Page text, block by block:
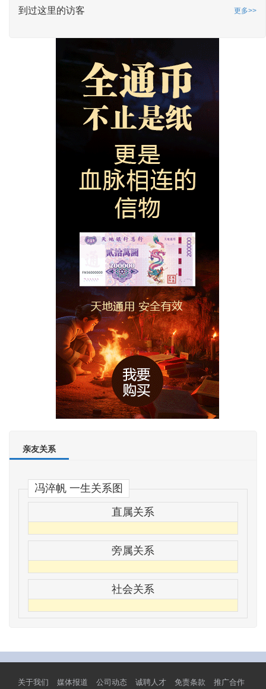
到过这里的访客 更多>>
亲友关系
冯淬帆 一生关系图
直属关系
旁属关系
社会关系
关于我们 媒体报道 公司动态 诚聘人才 免责条款
推广合作